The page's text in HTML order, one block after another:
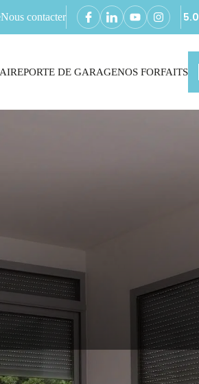
Nous contacter 5.0
PORTE DE GARAGENOS FORFAITS